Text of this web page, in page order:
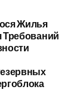
Жилья
Требований